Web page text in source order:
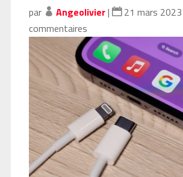
par Angeolivier| 21 mars 2023
commentaires